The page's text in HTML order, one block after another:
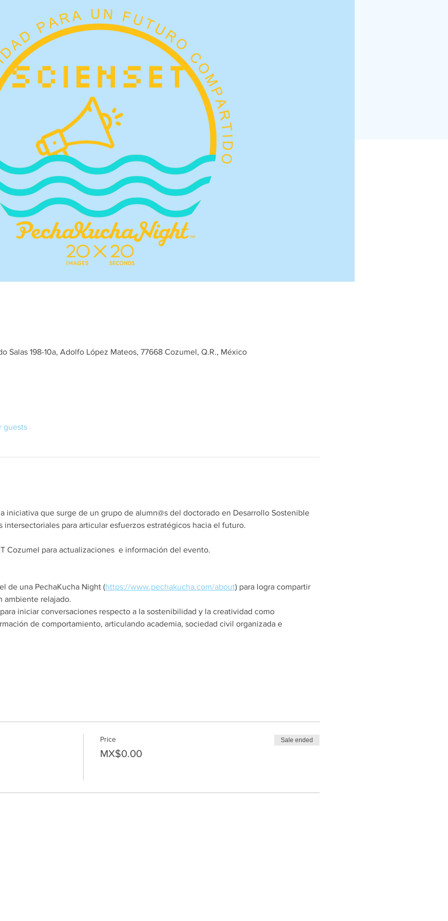
Salas 198-10a, Adolfo López Mateos, 77668 Cozumel, Q.R., México
guests
iniciativa que surge de un grupo de alumn@s del doctorado en Desarrollo Sostenible
intersectoriales para articular esfuerzos estratégicos hacia el futuro.
Cozumel para actualizaciones  e información del evento.
de una PechaKucha Night (https://www.pechakucha.com/about) para logra compartir
ambiente relajado.
iniciar conversaciones respecto a la sostenibilidad y la creatividad como
de comportamiento, articulando academia, sociedad civil organizada e
Price
MX$0.00
Sale ended